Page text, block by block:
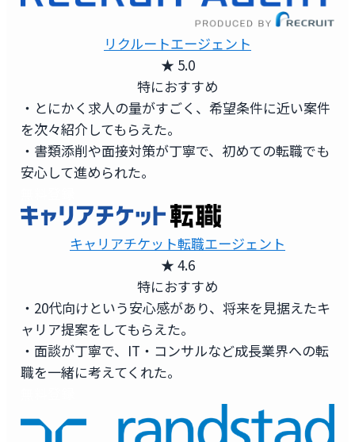
リクルートエージェント
★ 5.0
特におすすめ
・とにかく求人の量がすごく、希望条件に近い案件
を次々紹介してもらえた。
・書類添削や面接対策が丁寧で、初めての転職でも
安心して進められた。
キャリアチケット転職エージェント
★ 4.6
特におすすめ
・20代向けという安心感があり、将来を見据えたキ
ャリア提案をしてもらえた。
・面談が丁寧で、IT・コンサルなど成長業界への転
職を一緒に考えてくれた。